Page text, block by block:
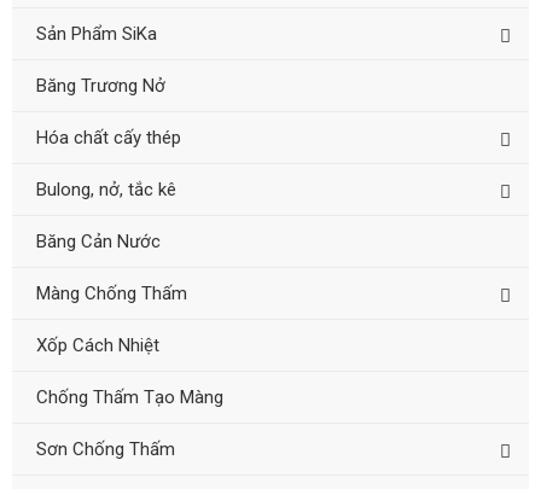
Sản Phẩm SiKa
Băng Trương Nở
Hóa chất cấy thép
Bulong, nở, tắc kê
Băng Cản Nước
Màng Chống Thấm
Xốp Cách Nhiệt
Chống Thấm Tạo Màng
Sơn Chống Thấm